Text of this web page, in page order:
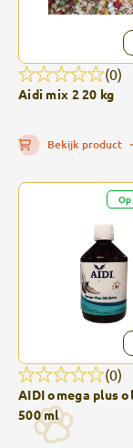
(0)
Aidi mix 2 20 kg
Bekijk product
(0)
AIDI omega plus
500 ml